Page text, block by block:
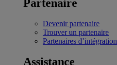
Partenaire
Devenir partenaire
Trouver un partenaire
Partenaires d’intégration
Assistance